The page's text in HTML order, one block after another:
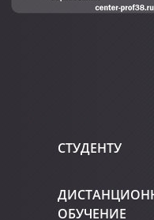
СТУДЕНТУ
ОБУЧЕНИЕ